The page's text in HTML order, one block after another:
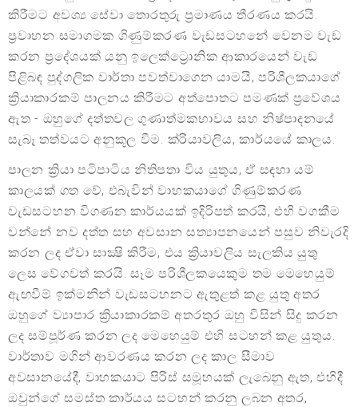
කිරීමට අවශ්‍ය සේවා තොරතුරු ප්‍රමාණය තීරණය කරයි.
ප්‍රවාහන සමාගමක ගිණුම්කරණ වැඩසටහනේ වෙනම වැඩ
කරන ප්‍රදේශයක් යනු ඉලෙක්ට්‍රොනික ආකාරයෙන් වැඩ
පිළිබඳ පුද්ගලික වාර්තා පවත්වාගෙන යාමයි, පරිශීලකයාගේ
ක්‍රියාකාරකම් පාලනය කිරීමට අත්පොතට පමණක් ප්‍රවේශය
ඇත - ඔහුගේ දත්තවල ගුණාත්මකභාවය සහ නිෂ්පාදනයේ
සැබෑ තත්වයට අනුකූල වීම. ක්රියාවලිය, කාර්යයේ කාලය.
පාලන ක්‍රියා පටිපාටිය නිතිපතා විය යුතුය, ඒ සඳහා යම්
කාලයක් ගත වේ, එබැවින් වාහකයාගේ ගිණුම්කරණ
වැඩසටහන විගණන කාර්යයක් ඉදිරිපත් කරයි, එහි වගකීම
වන්නේ නව දත්ත සහ අවසාන සත්‍යාපනයෙන් පසුව නිවැරදි
කරන ලද ඒවා සාක්‍ෂි කිරීම, එය ක්‍රියාවලිය සැලකිය යුතු
ලෙස වේගවත් කරයි. සෑම පරිශීලකයෙකුම තම මෙහෙයුම්
ඇඟවීම් ඉක්මනින් වැඩසටහනට ඇතුළත් කළ යුතු අතර
ඔහුගේ ව්‍යාපාර ක්‍රියාකාරකම් අතරතුර ඔහු විසින් සිදු කරන
ලද සම්පූර්ණ කරන ලද මෙහෙයුම් එහි සටහන් කළ යුතුය.
වාර්තාව මගින් ආවරණය කරන ලද කාල සීමාව
අවසානයේදී, වාහකයාට පිරිස් සමූහයක් ලැබෙනු ඇත, එහිදී
ඔවුන්ගේ සමස්ත කාර්යය සටහන් කරනු ලබන අතර,